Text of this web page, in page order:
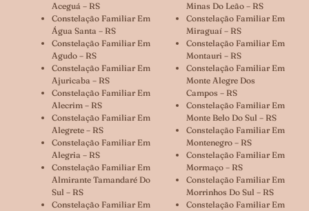
Aceguá – RS
Constelação Familiar Em
Água Santa – RS
Constelação Familiar Em
Agudo – RS
Constelação Familiar Em
Ajuricaba – RS
Constelação Familiar Em
Alecrim – RS
Constelação Familiar Em
Alegrete – RS
Constelação Familiar Em
Alegria – RS
Constelação Familiar Em
Almirante Tamandaré Do
Sul – RS
Constelação Familiar Em
Minas Do Leão – RS
Constelação Familiar Em
Miraguaí – RS
Constelação Familiar Em
Montauri – RS
Constelação Familiar Em
Monte Alegre Dos
Campos – RS
Constelação Familiar Em
Monte Belo Do Sul – RS
Constelação Familiar Em
Montenegro – RS
Constelação Familiar Em
Mormaço – RS
Constelação Familiar Em
Morrinhos Do Sul – RS
Constelação Familiar Em